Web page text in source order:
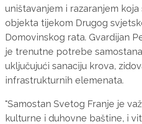
uništavanjem i razaranjem
objekta tijekom Drugog
Domovinskog rata. Gvardijan
je trenutne potrebe
uključujući sanaciju krova,
infrastrukturnih elemenata.
"Samostan Svetog Franje je
kulturne i duhovne baštine, i